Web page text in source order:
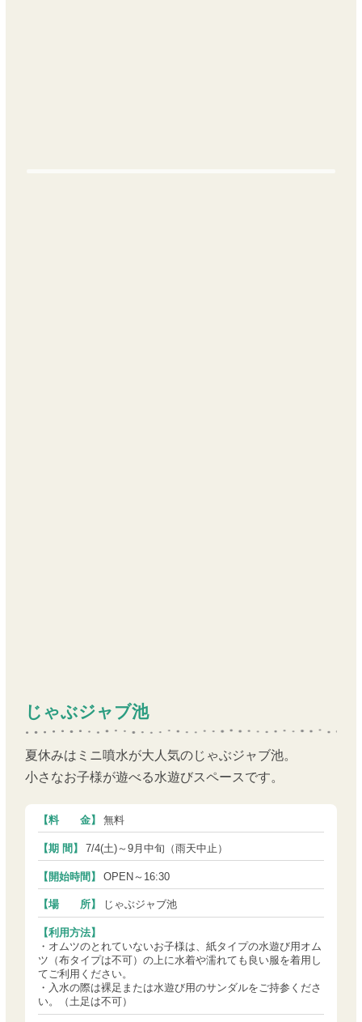
じゃぶジャブ池
夏休みはミニ噴水が大人気のじゃぶジャブ池。
小さなお子様が遊べる水遊びスペースです。
【料 金】 無料
【期 間】 7/4(土)～9月中旬（雨天中止）
【開始時間】 OPEN～16:30
【場 所】 じゃぶジャブ池
【利用方法】
・オムツのとれていないお子様は、紙タイプの水遊び用オム
ツ（布タイプは不可）の上に水着や濡れても良い服を着用し
てご利用ください。
・入水の際は裸足または水遊び用のサンダルをご持参くださ
い。（土足は不可）